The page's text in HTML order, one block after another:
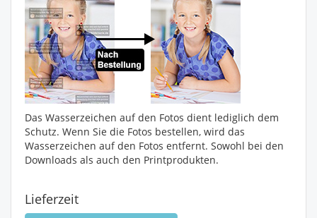
Das Wasserzeichen auf den Fotos dient lediglich dem
Schutz. Wenn Sie die Fotos bestellen, wird das
Wasserzeichen auf den Fotos entfernt. Sowohl bei den
Downloads als auch den Printprodukten.
Lieferzeit